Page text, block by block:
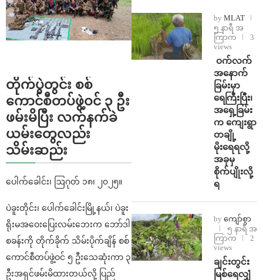
တိုက်ပွဲတွင်း စစ်
ကောင်စီတပ်ဖွဲ့ဝင် ၃ ဦး
ဖမ်းမိပြီး လက်နက်ခဲ
ယမ်းတွေလည်း
သိမ်းဆည်း
ပေါက်ခေါင်း၊ ဩဂုတ် ၁၈၊ ၂၀၂၅။
ပဲခူးတိုင်း၊ ပေါက်ခေါင်းမြို့နယ်၊ ပဲခူး
ရိုးမအဝေးပြေးလမ်းဘေးက ဘော်ဒါ
စခန်းကို တိုက်ခိုက် သိမ်းပိုက်ချိန် စစ်
ကောင်စီတပ်ဖွဲ့ဝင် ၅ ဦးသေဆုံးကာ ၃
ဦးအရှင်ဖမ်းမိထားတယ်လို့ ပြည်
by MLAT
၅ နာရီ အ
ကြာက
3
views
⁩ ⁨ဝက်လက်
အနောက်
ခြမ်းမှာ
ရေကြီးပြီး၊
အရှေ့ခြမ်း
က ကျေးရွာ
တချို့
မိုးရေရလို့
အခုမှ
စိုက်ပျိုးလို့
ရ
by ကျော်စွာ
၅ နာရီ အ
ကြာက
2
views
ချင်းတွင်း
မြစ်ရေလျှံ